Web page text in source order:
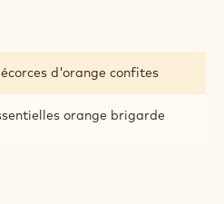
d'orange confites
orange brigarde